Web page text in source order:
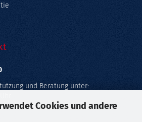
Cookies und andere
und Beratung unter:
mit Geld-zurück-Garantie.